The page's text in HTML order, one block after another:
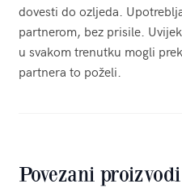
dovesti do ozljeda.
partnerom, bez prisile.
u svakom trenutku mogli
partnera to poželi.
Povezani proizvodi